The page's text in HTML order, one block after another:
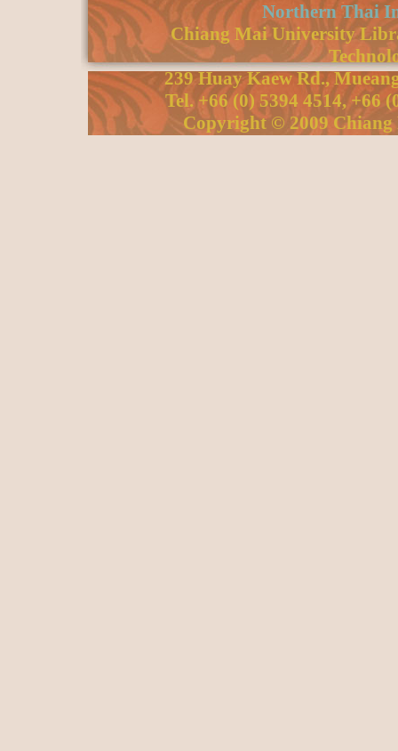
Northern Thai
Chiang Mai University
239 Huay Kaew Rd.,
Tel. +66 (0) 5394 4514, +66
Copyright © 2009 Chiang